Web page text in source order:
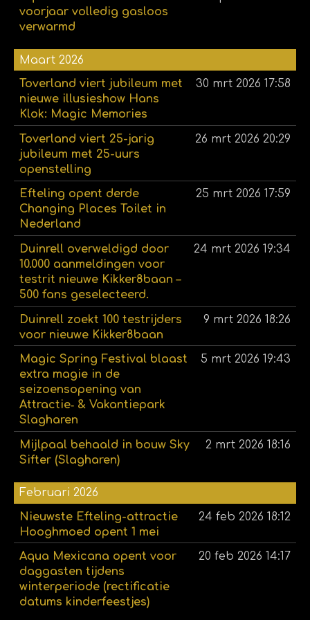
voorjaar volledig gasloos
verwarmd
Maart 2026
Toverland viert jubileum met
nieuwe illusieshow Hans
Klok: Magic Memories
30 mrt 2026 17:58
Toverland viert 25-jarig
jubileum met 25-uurs
openstelling
26 mrt 2026 20:29
Efteling opent derde
Changing Places Toilet in
Nederland
25 mrt 2026 17:59
Duinrell overweldigd door
10.000 aanmeldingen voor
testrit nieuwe Kikker8baan –
500 fans geselecteerd.
24 mrt 2026 19:34
Duinrell zoekt 100 testrijders
voor nieuwe Kikker8baan
9 mrt 2026 18:26
Magic Spring Festival blaast
extra magie in de
seizoensopening van
Attractie‑ & Vakantiepark
Slagharen
5 mrt 2026 19:43
Mijlpaal behaald in bouw Sky
Sifter (Slagharen)
2 mrt 2026 18:16
Februari 2026
Nieuwste Efteling-attractie
Hooghmoed opent 1 mei
24 feb 2026 18:12
Aqua Mexicana opent voor
daggasten tijdens
winterperiode (rectificatie
datums kinderfeestjes)
20 feb 2026 14:17